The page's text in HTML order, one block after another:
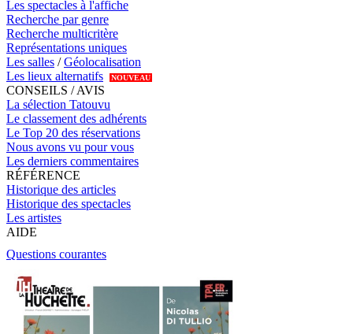
Les spectacles à l'affiche
Recherche par genre
Recherche multicritère
Représentations uniques
Les salles /Géolocalisation
Les lieux alternatifs
NOUVEAU
CONSEILS / AVIS
La sélection Tatouvu
Le classement des adhérents
Le Top 20 des réservations
Nous avons vu pour vous
Les derniers commentaires
RÉFÉRENCE
Historique des articles
Historique des spectacles
Les artistes
AIDE
Questions courantes